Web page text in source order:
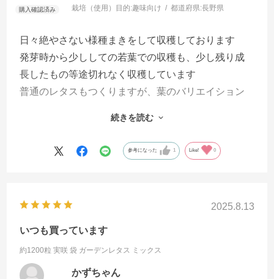
栽培（使用）目的:趣味向け 都道府県:長野県
日々絶やさない様種まきをして収穫しております
発芽時から少ししての若葉での収穫も、少し残り成
長したもの等途切れなく収穫しています
普通のレタスもつくりますが、葉のバリエイション
早春から晩秋までサラダで楽しんでいます
友人にあげてもたいへんよろこばfれます
続きを読む
参考になった 1 Like! 0
2025.8.13
いつも買っています
約1200粒 実咲 袋 ガーデンレタス ミックス
かずちゃん